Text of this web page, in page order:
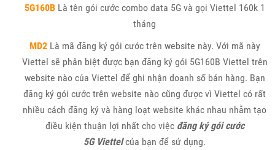
5G160BLà tên gói cước combo data 5G và gọi Viettel 160k 1
tháng
MD2 Là mã đăng ký gói cước trên website này. Với mã này
Viettel sẽ phân biệt được bạn đăng ký gói 5G160B Viettel trên
website nào của Viettel để ghi nhận doanh số bán hàng. Bạn
đăng ký gói cước trên website nào cũng được vì Viettel có rất
nhiều cách đăng ký và hàng loạt website khác nhau nhằm tạo
điều kiện thuận lợi nhất cho việc đăng ký gói cước
5G Viettelcủa bạn để sử dụng.